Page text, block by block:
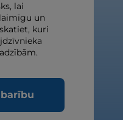
lai
un
kuri